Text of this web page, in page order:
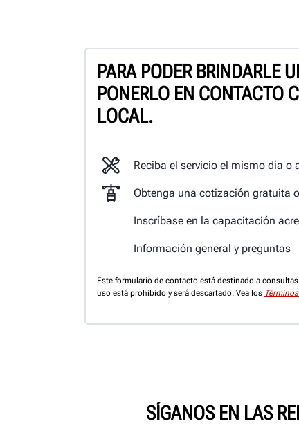
PARA PODER BRINDARLE
PONERLO EN CONTACTO
LOCAL.
Reciba el servicio el mismo día o
Obtenga una cotización gratuita
Inscríbase en la capacitación
Información general y preguntas
Este formulario de contacto está destinado a
uso está prohibido y será descartado. Vea los
SÍGANOS EN LAS